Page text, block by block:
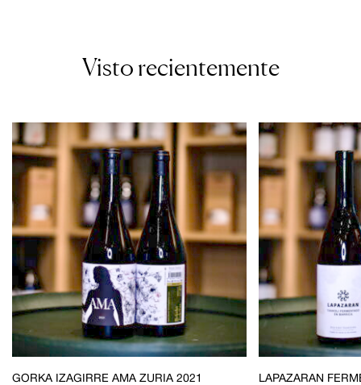
Visto recientemente
GORKA IZAGIRRE AMA ZURIA 2021
LAPAZARAN